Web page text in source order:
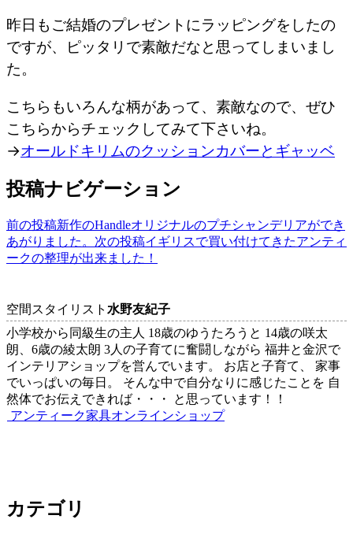
昨日もご結婚のプレゼントにラッピングをしたの
ですが、ピッタリで素敵だなと思ってしまいまし
た。
こちらもいろんな柄があって、素敵なので、ぜひ
こちらからチェックしてみて下さいね。
→オールドキリムのクッションカバーとギャッベ
投稿ナビゲーション
前の投稿新作のHandleオリジナルのプチシャンデリアができ
あがりました。 次の投稿イギリスで買い付けてきたアンティ
ークの整理が出来ました！
空間スタイリスト 水野友紀子
小学校から同級生の主人 18歳のゆうたろうと 14歳の咲太
朗、6歳の綾太朗 3人の子育てに奮闘しながら 福井と金沢で
インテリアショップを営んでいます。 お店と子育て、 家事
でいっぱいの毎日。 そんな中で自分なりに感じたことを 自
然体でお伝えできれば・・・ と思っています！！
アンティーク家具オンラインショップ
カテゴリ